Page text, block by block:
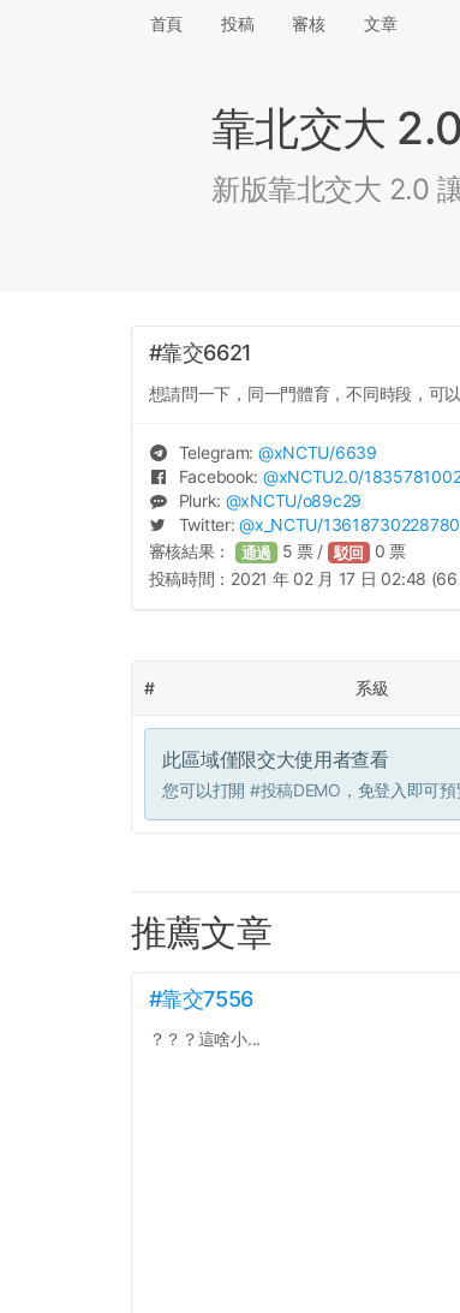
首頁 投稿 審核 文章
靠北交大 2.0
新版靠北交大 2.0
#靠交6621
想請問一下，同一門體育，不同時段，可
Telegram: @xNCTU/6639
Facebook: @xNCTU2.0/
Plurk: @xNCTU/o89c29
Twitter:@x_NCTU/
審核結果： 通過 5 票 / 駁回 0 票
投稿時間： 2021 年 02 月 17 日 02:48
# 系級
此區域僅限交大使用者查看
您可以打開 #投稿DEMO ，免登入即可
推薦文章
#靠交7556
？？？這啥小...